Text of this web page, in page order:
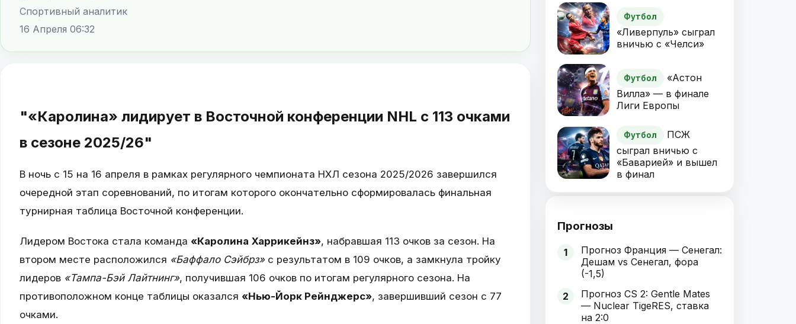
Спортивный аналитик
16 Апреля 06:32
"«Каролина» лидирует в Восточной конференции NHL с 113 очками
в сезоне 2025/26"
В ночь с 15 на 16 апреля в рамках регулярного чемпионата НХЛ сезона 2025/2026 завершился
очередной этап соревнований, по итогам которого окончательно сформировалась финальная
турнирная таблица Восточной конференции.
Лидером Востока стала команда «Каролина Харрикейнз», набравшая 113 очков за сезон. На
втором месте расположился «Баффало Сэйбрз»с результатом в 109 очков, а замкнула тройку
лидеров «Тампа-Бэй Лайтнинг», получившая 106 очков по итогам регулярного сезона. На
противоположном конце таблицы оказался «Нью-Йорк Рейнджерс», завершивший сезон с 77
очками.
Футбол
«Ливерпуль» сыграл
вничью с «Челси»
Футбол
«Астон
Вилла» — в финале
Лиги Европы
Футбол
ПСЖ
сыграл вничью с
«Баварией» и вышел
в финал
Прогнозы
1
Прогноз Франция — Сенегал:
Дешам vs Сенегал, фора
(-1,5)
2
Прогноз CS 2: Gentle Mates
— Nuclear TigeRES, ставка
на 2:0